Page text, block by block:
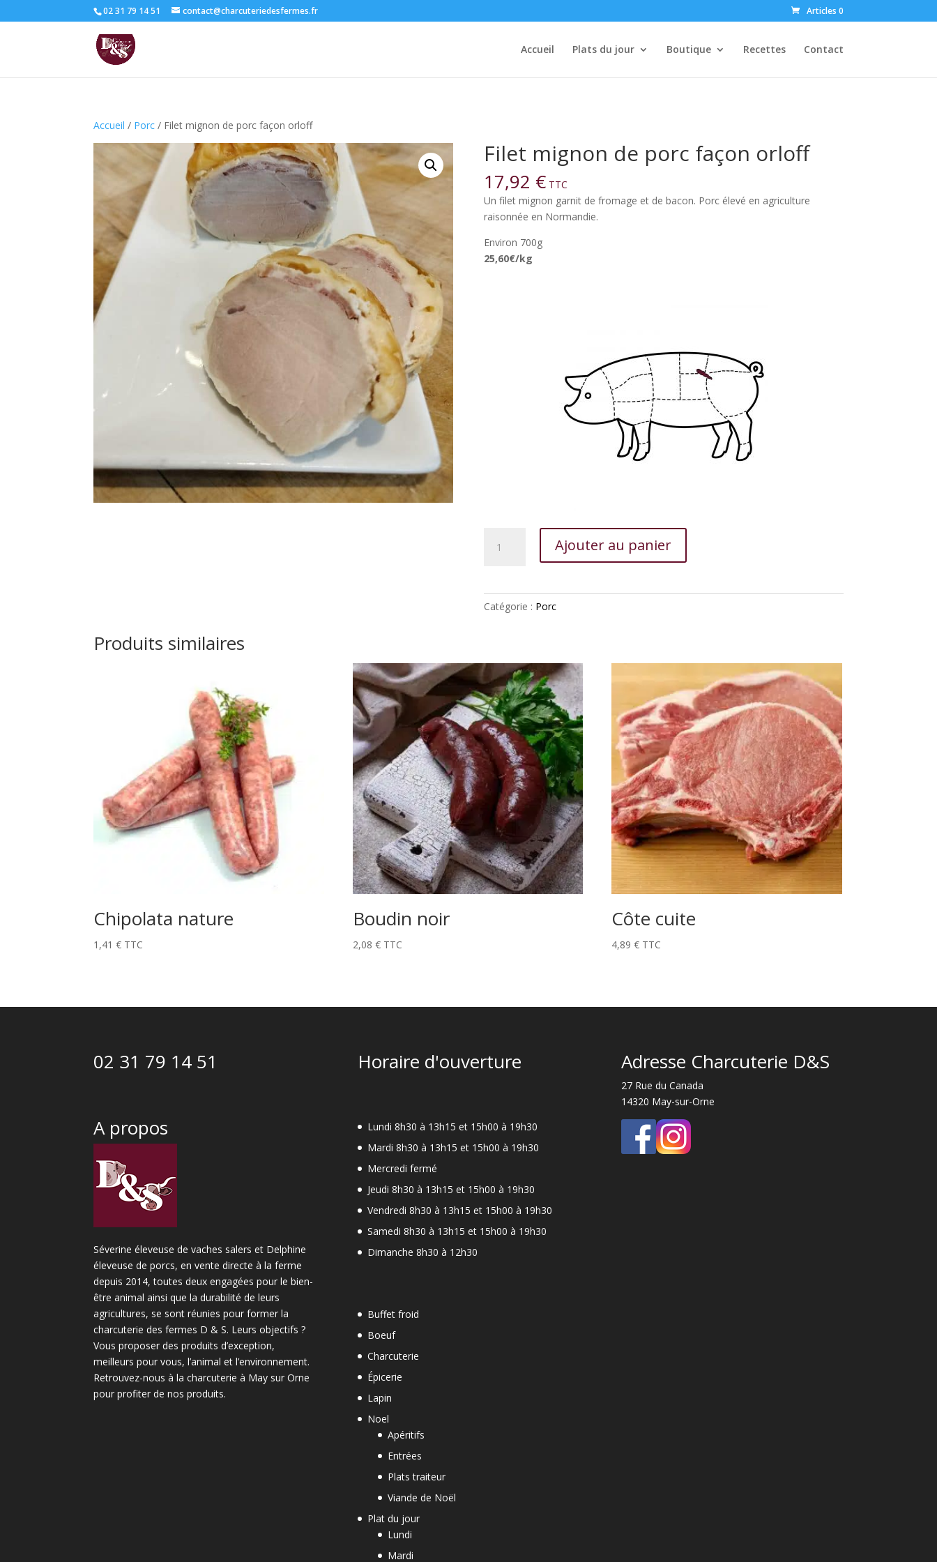
02 31 79 14 51 contact@charcuteriedesfermes.fr Articles 0
Accueil Plats du jour Boutique Recettes Contact
Accueil / Porc / Filet mignon de porc façon orloff
Filet mignon de porc façon orloff
17,92 € TTC
Un filet mignon garnit de fromage et de bacon. Porc élevé en agriculture
raisonnée en Normandie.
Environ 700g
25,60€/kg
Ajouter au panier
Catégorie : Porc
Produits similaires
Chipolata nature
1,41€ TTC
Boudin noir
2,08 € TTC
Côte cuite
4,89€ TTC
02 31 79 14 51
A propos
Séverine éleveuse de vaches salers et Delphine
éleveuse de porcs, en vente directe à la ferme
depuis 2014, toutes deux engagées pour le bien-
être animal ainsi que la durabilité de leurs
agricultures, se sont réunies pour former la
charcuterie des fermes D & S. Leurs objectifs ?
Vous proposer des produits d’exception,
meilleurs pour vous, l’animal et l’environnement.
Retrouvez-nous à la charcuterie à May sur Orne
pour profiter de nos produits.
Horaire d'ouverture
Lundi 8h30 à 13h15 et 15h00 à 19h30
Mardi 8h30 à 13h15 et 15h00 à 19h30
Mercredi fermé
Jeudi 8h30 à 13h15 et 15h00 à 19h30
Vendredi 8h30 à 13h15 et 15h00 à 19h30
Samedi 8h30 à 13h15 et 15h00 à 19h30
Dimanche 8h30 à 12h30
Buffet froid
Boeuf
Charcuterie
Épicerie
Lapin
Noel
Apéritifs
Entrées
Plats traiteur
Viande de Noël
Plat du jour
Lundi
Mardi
Adresse Charcuterie D&S
27 Rue du Canada
14320 May-sur-Orne